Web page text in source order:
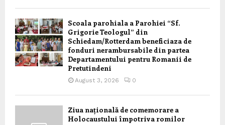
Scoala parohiala a Parohiei “Sf.
Grigorie Teologul” din
Schiedam/Rotterdam beneficiaza de
fonduri nerambursabile din partea
Departamentului pentru Romanii de
Pretutindeni
August 3, 2026 0
Ziua națională de comemorare a
Holocaustului împotriva romilor